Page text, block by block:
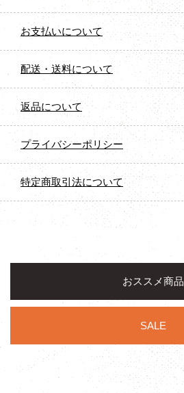
お支払いについて
配送・送料について
返品について
プライバシーポリシー
特定商取引法について
おススメ商品
SALE